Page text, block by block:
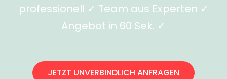
professionell ✓ Team aus Experten ✓
Angebot in 60 Sek. ✓
JETZT UNVERBINDLICH ANFRAGEN